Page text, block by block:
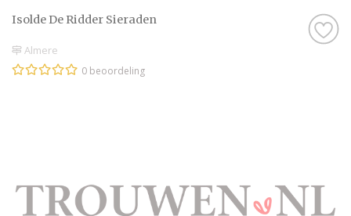
Isolde De Ridder Sieraden
Almere
0 beoordeling